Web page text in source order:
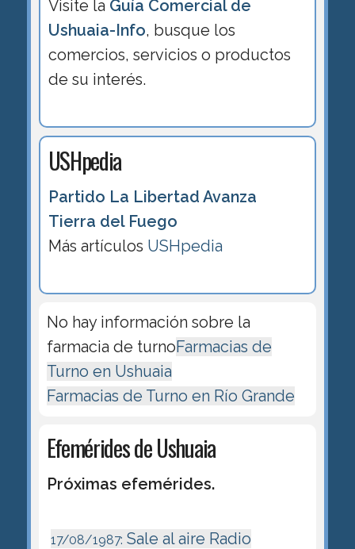
Visite la Guía Comercial de
Ushuaia-Info, busque los
comercios, servicios o productos
de su interés.
USHpedia
Partido La Libertad Avanza
Tierra del Fuego
Más artículos USHpedia
No hay información sobre la
farmacia de turnoFarmacias de
Turno en Ushuaia
Farmacias de Turno en Río Grande
Efemérides de Ushuaia
Próximas efemérides.
17/08/1987: Sale al aire Radio